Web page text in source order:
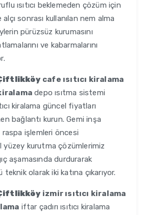
ısıtıcı beklemeden çözüm için
sonrası kullanılan nem alma
pürüzsüz kurumasını
ve kabarmalarını
cafe ısıtıcı kiralama
depo ısıtma sistemi
kiralama güncel fiyatları
bağlantı kurun. Gemi inşa
işlemleri öncesi
kurutma çözümlerimiz
aşamasında durdurarak
olarak iki katına çıkarıyor.
izmir ısıtıcı kiralama
iftar çadırı ısıtıcı kiralama